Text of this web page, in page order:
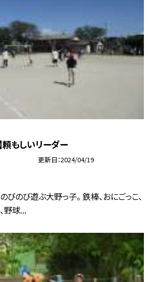
頼もしいリーダー
更新日 2024/04/19
びのび遊ぶ大野っ子。 鉄棒、おにごっこ、
野球...